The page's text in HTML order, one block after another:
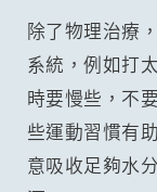
除了物理治療
系統，例如打
時要慢些，不
些運動習慣有
意吸收足夠水